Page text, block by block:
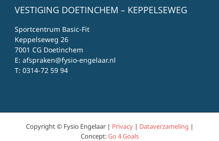
VESTIGING DOETINCHEM – KEPPELSEWEG
Sportcentrum Basic-Fit
Keppelseweg 26
7001 CG Doetinchem
E: afspraken@fysio-engelaar.nl
T: 0314-72 59 94
Copyright © Fysio Engelaar | Privacy| Dataverzameling |
Concept:Go 4 Goals